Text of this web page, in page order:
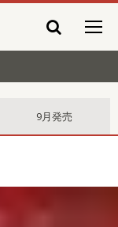
9月発売